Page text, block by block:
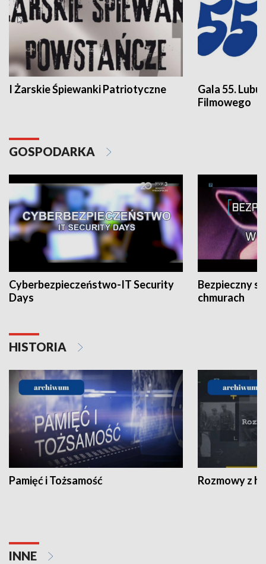
I Żarskie Śpiewanki Patriotyczne
Gala 55.
Filmowego
GOSPODARKA
Cyberbezpieczeństwo-IT Security
Days
Bezpieczny
chmurach
HISTORIA
Pamięć i Tożsamość Rozmowy z
INNE